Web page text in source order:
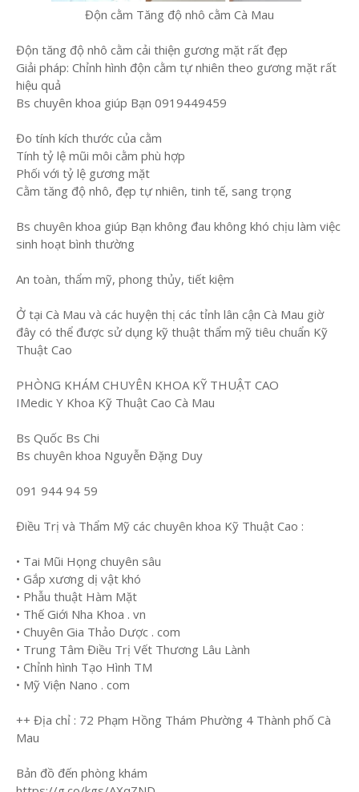
Độn cằm Tăng độ nhô cằm Cà Mau
Độn tăng độ nhô cằm cải thiện gương mặt rất đẹp
Giải pháp: Chỉnh hình độn cằm tự nhiên theo gương mặt rất
hiệu quả
Bs chuyên khoa giúp Bạn 0919449459
Đo tính kích thước của cằm
Tính tỷ lệ mũi môi cằm phù hợp
Phối với tỷ lệ gương mặt
Cằm tăng độ nhô, đẹp tự nhiên, tinh tế, sang trọng
Bs chuyên khoa giúp Bạn không đau không khó chịu làm việc
sinh hoạt bình thường
An toàn, thẩm mỹ, phong thủy, tiết kiệm
Ở tại Cà Mau và các huyện thị các tỉnh lân cận Cà Mau giờ
đây có thể được sử dụng kỹ thuật thẩm mỹ tiêu chuẩn Kỹ
Thuật Cao
PHÒNG KHÁM CHUYÊN KHOA KỸ THUẬT CAO
IMedic Y Khoa Kỹ Thuật Cao Cà Mau
Bs Quốc Bs Chi
Bs chuyên khoa Nguyễn Đặng Duy
091 944 94 59
Điều Trị và Thẩm Mỹ các chuyên khoa Kỹ Thuật Cao :
• Tai Mũi Họng chuyên sâu
• Gắp xương dị vật khó
• Phẫu thuật Hàm Mặt
• Thế Giới Nha Khoa . vn
• Chuyên Gia Thảo Dược . com
• Trung Tâm Điều Trị Vết Thương Lâu Lành
• Chỉnh hình Tạo Hình TM
• Mỹ Viện Nano . com
++ Địa chỉ : 72 Phạm Hồng Thám Phường 4 Thành phố Cà
Mau
Bản đồ đến phòng khám